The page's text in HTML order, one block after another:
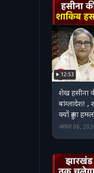
12:53
शेख हसीना
बांग्लादेश!
क्यों हुआ
अगस्त 06,